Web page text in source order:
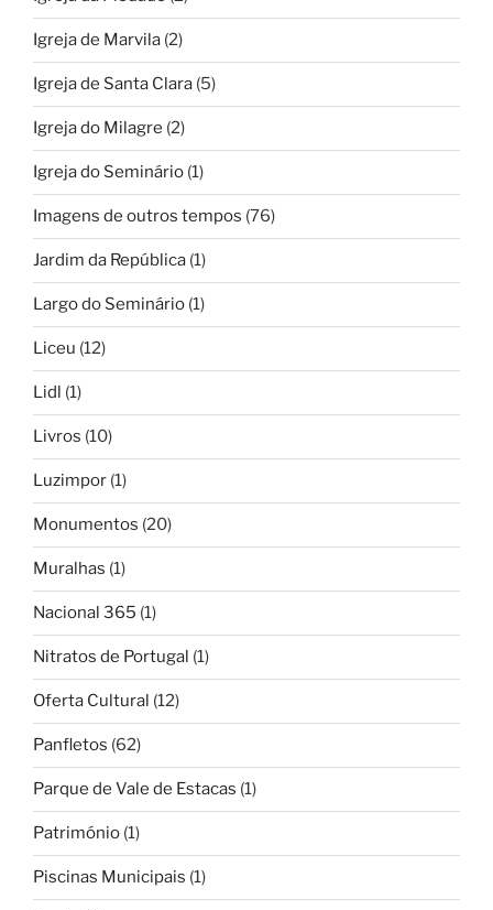
Igreja de Marvila (2)
Igreja de Santa Clara (5)
Igreja do Milagre (2)
Igreja do Seminário (1)
Imagens de outros tempos (76)
Jardim da República (1)
Largo do Seminário (1)
Liceu (12)
Lidl (1)
Livros (10)
Luzimpor (1)
Monumentos (20)
Muralhas (1)
Nacional 365 (1)
Nitratos de Portugal (1)
Oferta Cultural (12)
Panfletos (62)
Parque de Vale de Estacas (1)
Património (1)
Piscinas Municipais (1)